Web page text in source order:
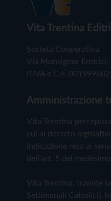
Vita Trentina
Società Cooperativa
Via Monsignor Endrici,
P.IVA e C.F.
Amministrazione
Vita Trentina
cui al decreto
Indicazione resa ai
dell'art. 5 del
Vita Trentina, tramite
Settimanali Cattolici),